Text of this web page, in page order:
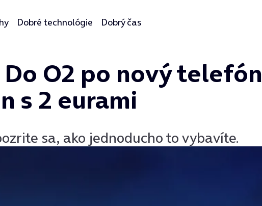
Dobré technológie Dobrý čas
O2 po nový telefón
s 2 eurami
sa, ako jednoducho to vybavíte.